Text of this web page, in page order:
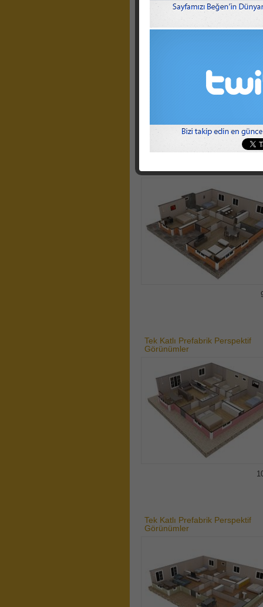
Görünümler
Tek Katlı Prefabrik Perspektif
Görünümler
Tek Katlı Prefabrik Perspektif
Görünümler